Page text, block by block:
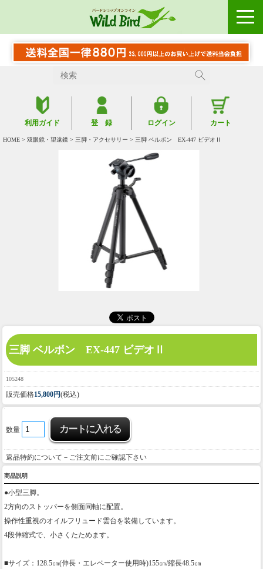
利用ガイド 登 録 ログイン カート
HOME > 双眼鏡・望遠鏡 > 三脚・アクセサリー > 三脚 ベルボン EX-447 ビデオⅡ
三脚 ベルボン EX-447 ビデオⅡ
105248
販売価格15,800円(税込)
数量
返品特約について－ご注文前にご確認下さい
商品説明
●小型三脚。
2方向のストッパーを側面同軸に配置。
操作性重視のオイルフリュード雲台を装備しています。
4段伸縮式で、小さくたためます。
■サイズ：128.5㎝(伸長・エレベーター使用時)155㎝/縮長48.5㎝